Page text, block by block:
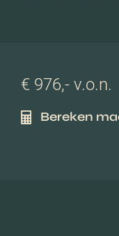
€ 976,- v.o.n.
Bereken